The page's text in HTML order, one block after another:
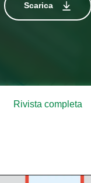
Scarica
Rivista completa